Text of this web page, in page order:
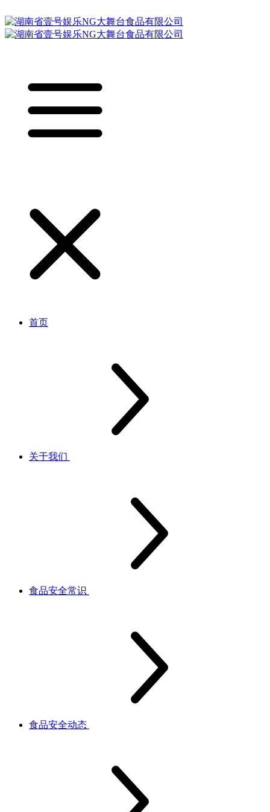
首页
关于我们
食品安全常识
食品安全动态